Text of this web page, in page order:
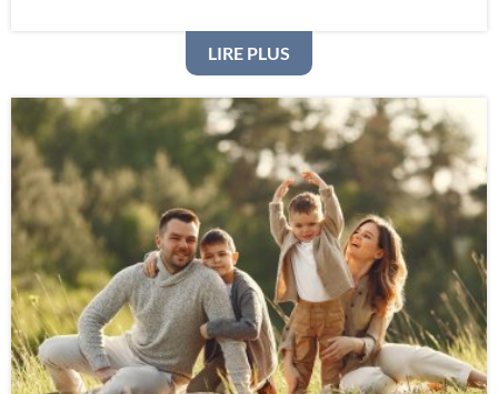
LIRE PLUS